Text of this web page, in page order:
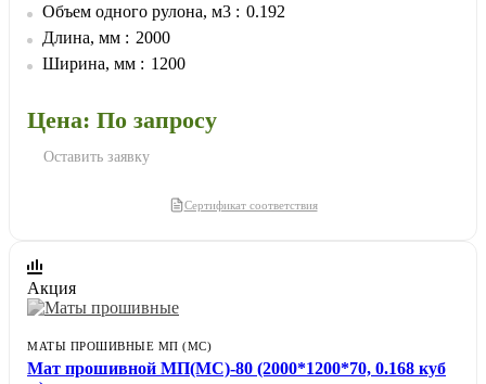
изолируемой поверхности. Утеплитель не провисает и не отстает от
изолируемой поверхности.
Объем одного рулона, м3
0.192
Длина, мм
2000
Ширина, мм
1200
Цена: По запросу
Оставить заявку
Сертификат соответствия
Акция
МАТЫ ПРОШИВНЫЕ МП (МС)
Мат прошивной МП(МС)-80 (2000*1200*70, 0.168 куб